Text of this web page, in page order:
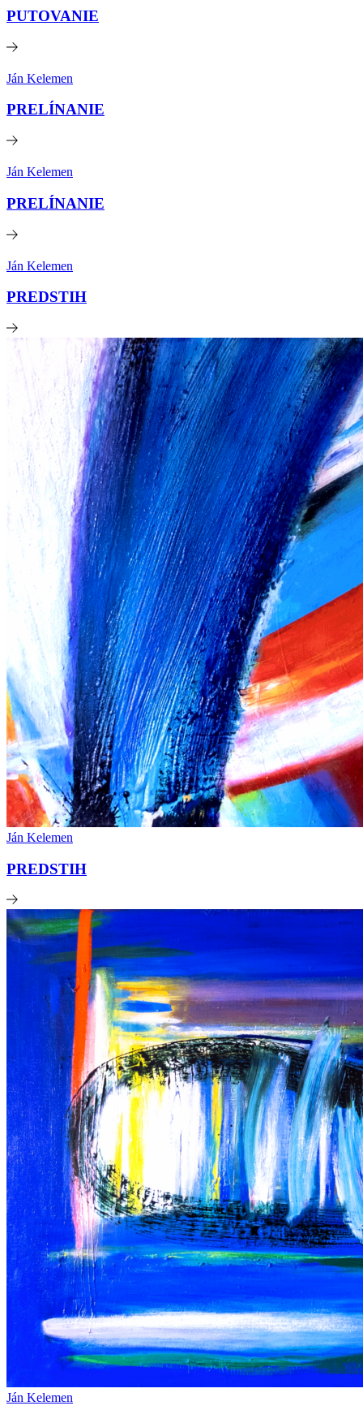
PUTOVANIE
Ján Kelemen
PRELÍNANIE
Ján Kelemen
PRELÍNANIE
Ján Kelemen
PREDSTIH
Ján Kelemen
PREDSTIH
Ján Kelemen